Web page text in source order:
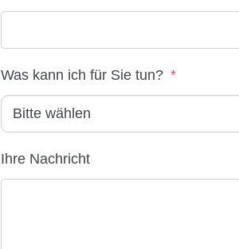
Was kann ich für Sie tun? *
Ihre Nachricht